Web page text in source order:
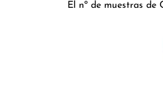
El nº de muestras de